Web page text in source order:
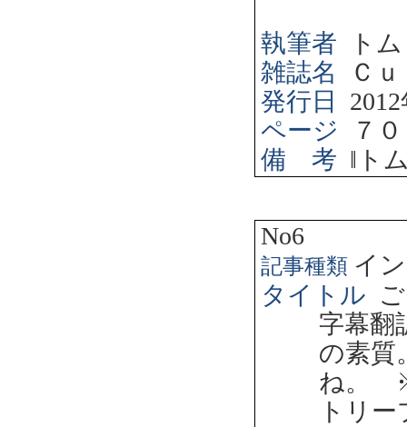
執筆者
ト
雑誌名
Ｃ
発行日
2012
ページ
７
備 考 ‖ ト
No6
記事種類 イ
タイトル
字幕翻
の素質
ね。 ※
トリ